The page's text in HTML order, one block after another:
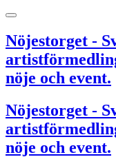
Nöjestorget -
nöje och event.
Nöjestorget -
nöje och event.